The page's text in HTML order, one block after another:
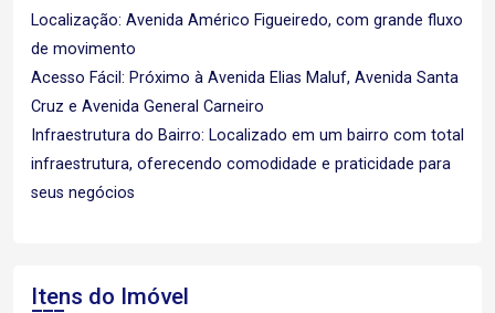
Localização: Avenida Américo Figueiredo, com grande fluxo
de movimento
Acesso Fácil: Próximo à Avenida Elias Maluf, Avenida Santa
Cruz e Avenida General Carneiro
Infraestrutura do Bairro: Localizado em um bairro com total
infraestrutura, oferecendo comodidade e praticidade para
seus negócios
Itens do Imóvel